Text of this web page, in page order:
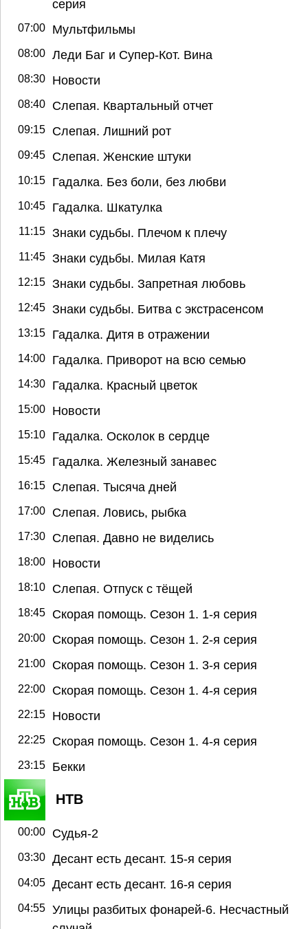
серия
07:00 Мультфильмы
08:00 Леди Баг и Супер-Кот. Вина
08:30 Новости
08:40 Слепая. Квартальный отчет
09:15 Слепая. Лишний рот
09:45 Слепая. Женские штуки
10:15 Гадалка. Без боли, без любви
10:45 Гадалка. Шкатулка
11:15 Знаки судьбы. Плечом к плечу
11:45 Знаки судьбы. Милая Катя
12:15 Знаки судьбы. Запретная любовь
12:45 Знаки судьбы. Битва с экстрасенсом
13:15 Гадалка. Дитя в отражении
14:00 Гадалка. Приворот на всю семью
14:30 Гадалка. Красный цветок
15:00 Новости
15:10 Гадалка. Осколок в сердце
15:45 Гадалка. Железный занавес
16:15 Слепая. Тысяча дней
17:00 Слепая. Ловись, рыбка
17:30 Слепая. Давно не виделись
18:00 Новости
18:10 Слепая. Отпуск с тёщей
18:45 Скорая помощь. Сезон 1. 1-я серия
20:00 Скорая помощь. Сезон 1. 2-я серия
21:00 Скорая помощь. Сезон 1. 3-я серия
22:00 Скорая помощь. Сезон 1. 4-я серия
22:15 Новости
22:25 Скорая помощь. Сезон 1. 4-я серия
23:15 Бекки
НТВ
00:00 Судья-2
03:30 Десант есть десант. 15-я серия
04:05 Десант есть десант. 16-я серия
04:55 Улицы разбитых фонарей-6. Несчастный